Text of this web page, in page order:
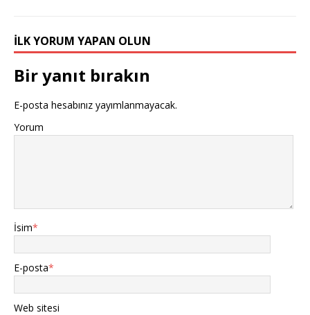
İLK YORUM YAPAN OLUN
Bir yanıt bırakın
E-posta hesabınız yayımlanmayacak.
Yorum
İsim*
E-posta*
Web sitesi